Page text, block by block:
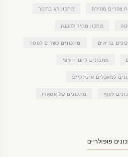
צהרים מהירה מתכון דג בתנור
מתכון מהיר להכנה
בריאים מתכונים כשרים לפסח
מתכונים ליום חורפי
למאכלים איטלקיים
לעוף מתכונים של אסאדו
פופולריים